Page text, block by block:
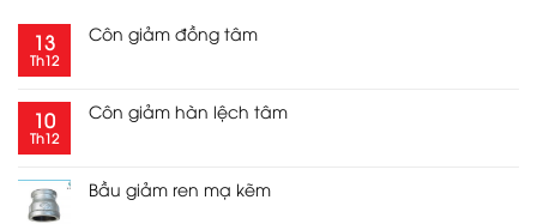
13
Th12
Côn giảm đồng tâm
10
Th12
Côn giảm hàn lệch tâm
Bầu giảm ren mạ kẽm